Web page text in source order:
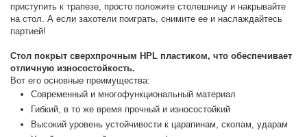
приступить к трапезе, просто положите столешницу и накрывайте
на стол. А если захотели поиграть, снимите ее и наслаждайтесь
партией!
Стол покрыт сверхпрочным HPL пластиком, что обеспечивает
отличную износостойкость.
Вот его основные преимущества:
Современный и многофункциональный материал
Гибкий, в то же время прочный и износостойкий
Высокий уровень устойчивости к царапинам, сколам, ударам